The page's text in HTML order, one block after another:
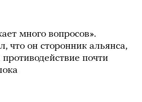
много вопросов».
что он сторонник альянса,
почти